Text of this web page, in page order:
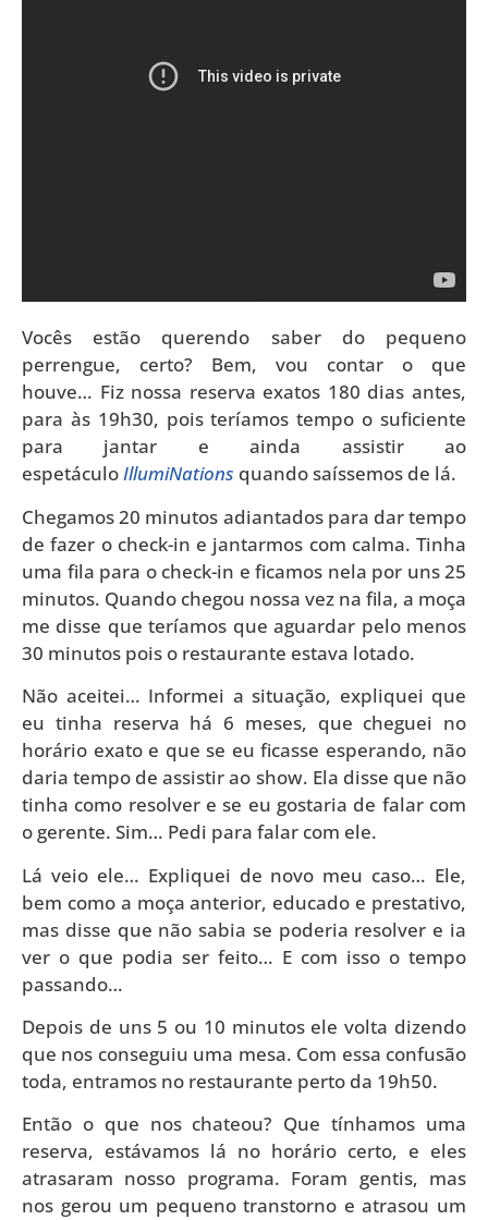
Vocês estão querendo saber do pequeno
perrengue, certo? Bem, vou contar o que
houve… Fiz nossa reserva exatos 180 dias antes,
para às 19h30, pois teríamos tempo o suficiente
para jantar e ainda assistir ao
espetáculoIllumiNations quando saíssemos de lá.
Chegamos 20 minutos adiantados para dar tempo
de fazer o check-in e jantarmos com calma. Tinha
uma fila para o check-in e ficamos nela por uns 25
minutos. Quando chegou nossa vez na fila, a moça
me disse que teríamos que aguardar pelo menos
30 minutos pois o restaurante estava lotado.
Não aceitei… Informei a situação, expliquei que
eu tinha reserva há 6 meses, que cheguei no
horário exato e que se eu ficasse esperando, não
daria tempo de assistir ao show. Ela disse que não
tinha como resolver e se eu gostaria de falar com
o gerente. Sim… Pedi para falar com ele.
Lá veio ele… Expliquei de novo meu caso… Ele,
bem como a moça anterior, educado e prestativo,
mas disse que não sabia se poderia resolver e ia
ver o que podia ser feito… E com isso o tempo
passando…
Depois de uns 5 ou 10 minutos ele volta dizendo
que nos conseguiu uma mesa. Com essa confusão
toda, entramos no restaurante perto da 19h50.
Então o que nos chateou? Que tínhamos uma
reserva, estávamos lá no horário certo, e eles
atrasaram nosso programa. Foram gentis, mas
nos gerou um pequeno transtorno e atrasou um